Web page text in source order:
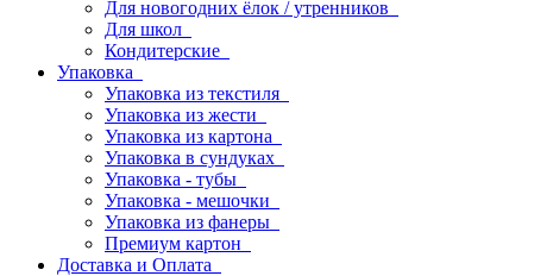
Для новогодних ёлок / утренников
Для школ
Кондитерские
Упаковка
Упаковка из текстиля
Упаковка из жести
Упаковка из картона
Упаковка в сундуках
Упаковка - тубы
Упаковка - мешочки
Упаковка из фанеры
Премиум картон
Доставка и Оплата